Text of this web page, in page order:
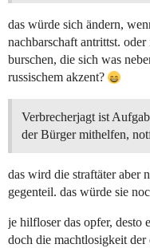
das würde sich ändern,
nachbarschaft antrittst.
burschen, die sich was
russischem akzent?
Verbrecherjagt ist
der Bürger mithelfen,
das wird die straftäter aber
gegenteil. das würde sie
je hilfloser das opfer, desto
doch die machtlosigkeit